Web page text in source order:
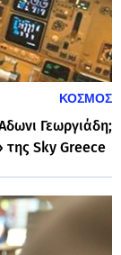
ΚΟΣΜΟΣ
Γεωργιάδη;
Sky Greece